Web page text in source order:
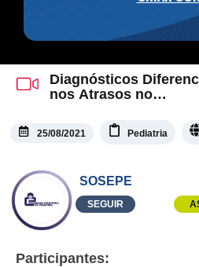
Diagnósticos
nos Atrasos no
Neuropsicomotor na
Infância
25/08/2021 Pediatria
SOSEPE
SEGUIR
Participantes: